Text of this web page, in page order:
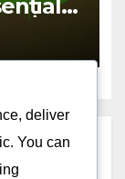
deliver
You can